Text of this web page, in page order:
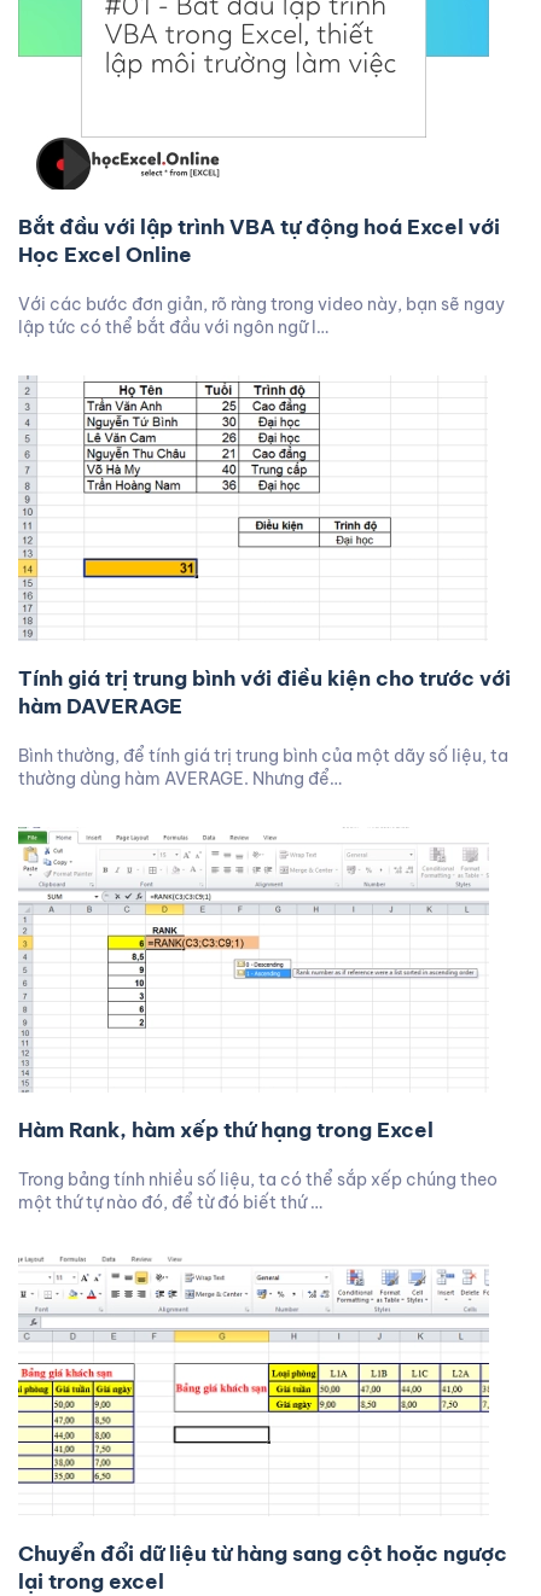
Bắt đầu với lập trình VBA tự động hoá Excel với
Học Excel Online
Với các bước đơn giản, rõ ràng trong video này, bạn sẽ ngay
lập tức có thể bắt đầu với ngôn ngữ l…
Tính giá trị trung bình với điều kiện cho trước với
hàm DAVERAGE
Bình thường, để tính giá trị trung bình của một dãy số liệu, ta
thường dùng hàm AVERAGE. Nhưng để…
Hàm Rank, hàm xếp thứ hạng trong Excel
Trong bảng tính nhiều số liệu, ta có thể sắp xếp chúng theo
một thứ tự nào đó, để từ đó biết thứ …
Chuyển đổi dữ liệu từ hàng sang cột hoặc ngược
lại trong excel